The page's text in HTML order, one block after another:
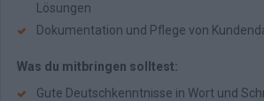
Lösungen
Dokumentation und Pflege von
Was du mitbringen solltest:
Gute Deutschkenntnisse in Wort und